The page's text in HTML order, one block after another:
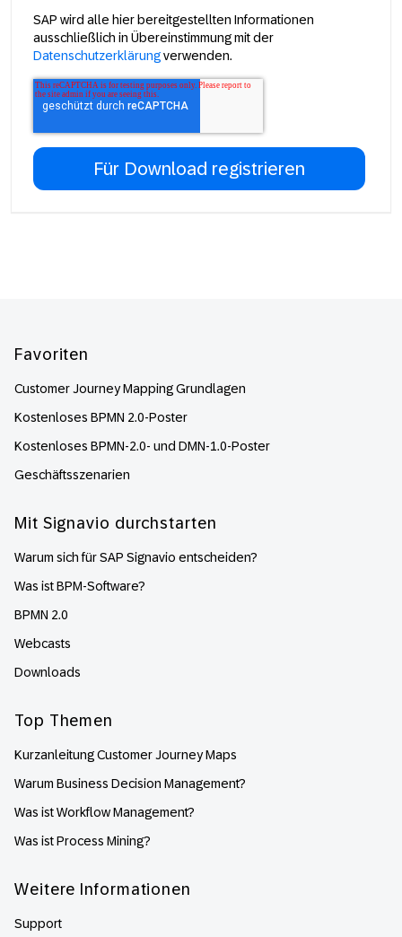
SAP wird alle hier bereitgestellten Informationen
ausschließlich in Übereinstimmung mit der
Datenschutzerklärungverwenden.
Favoriten
Customer Journey Mapping Grundlagen
Kostenloses BPMN 2.0-Poster
Kostenloses BPMN-2.0- und DMN-1.0-Poster
Geschäftsszenarien
Mit Signavio durchstarten
Warum sich für SAP Signavio entscheiden?
Was ist BPM-Software?
BPMN 2.0
Webcasts
Downloads
Top Themen
Kurzanleitung Customer Journey Maps
Warum Business Decision Management?
Was ist Workflow Management?
Was ist Process Mining?
Weitere Informationen
Support